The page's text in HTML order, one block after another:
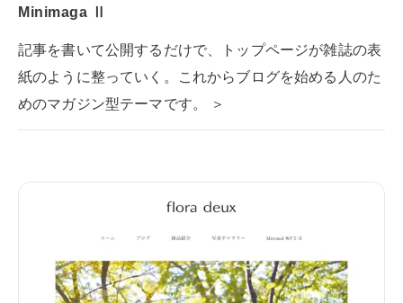
Minimaga Ⅱ
記事を書いて公開するだけで、トップページが雑誌の表
紙のように整っていく。これからブログを始める人のた
めのマガジン型テーマです。 ＞